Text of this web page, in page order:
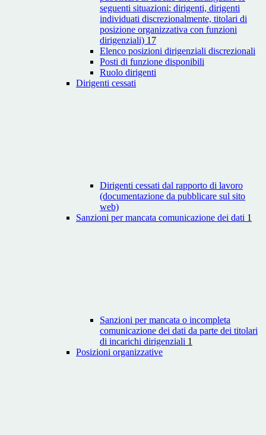
seguenti situazioni: dirigenti, dirigenti
individuati discrezionalmente, titolari di
posizione organizzativa con funzioni
dirigenziali) 17
Elenco posizioni dirigenziali discrezionali
Posti di funzione disponibili
Ruolo dirigenti
Dirigenti cessati
Dirigenti cessati dal rapporto di lavoro
(documentazione da pubblicare sul sito
web)
Sanzioni per mancata comunicazione dei dati 1
Sanzioni per mancata o incompleta
comunicazione dei dati da parte dei titolari
di incarichi dirigenziali 1
Posizioni organizzative